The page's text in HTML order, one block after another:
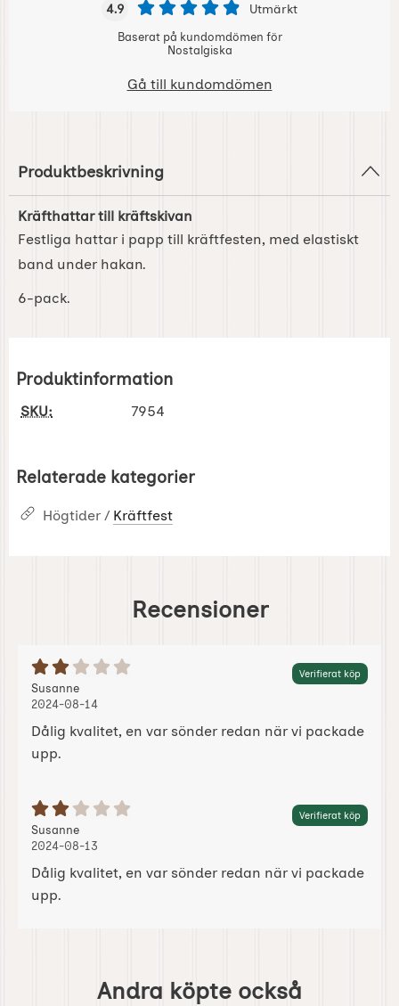
4.9 Utmärkt
Baserat på kundomdömen för
Nostalgiska
Gå till kundomdömen
Produktbeskrivning
Kräfthattar till kräftskivan
Festliga hattar i papp till kräftfesten, med elastiskt
band under hakan.
6-pack.
Produktinformation
SKU: 7954
Relaterade kategorier
Högtider / Kräftfest
Recensioner
Betyg: 2 Stjärnor av 5 Verifierat köp
Recension av:
Susanne, 2024-08-14
, 2024-08-14
2024-08-14
Dålig kvalitet, en var sönder redan när vi packade
upp.
Betyg: 2 Stjärnor av 5 Verifierat köp
Recension av:
Susanne, 2024-08-13
, 2024-08-13
2024-08-13
Dålig kvalitet, en var sönder redan när vi packade
upp.
Andra köpte också